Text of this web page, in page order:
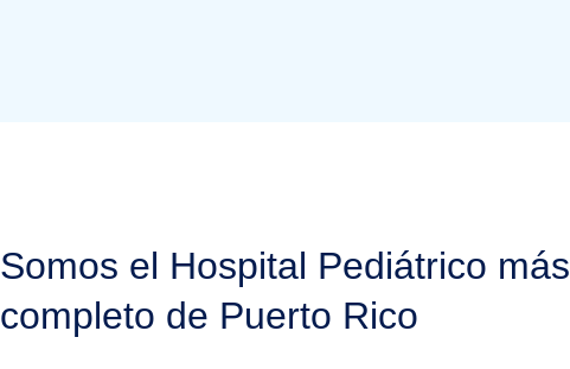
Somos el Hospital Pediátrico más
completo de Puerto Rico